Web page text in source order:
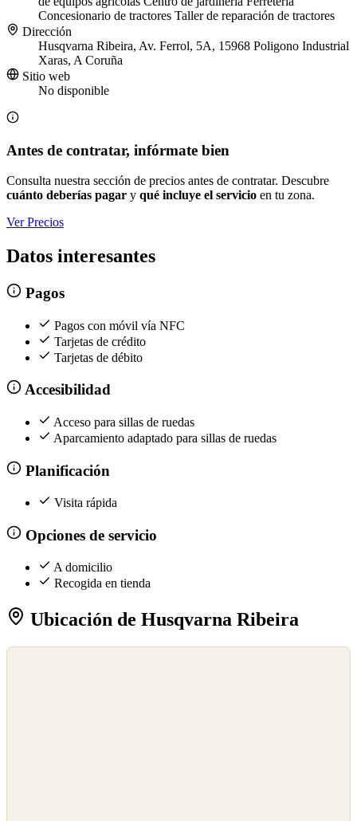
Concesionario de tractores Taller de reparación de tractores
Dirección
Husqvarna Ribeira, Av. Ferrol, 5A, 15968 Poligono Industrial
Xaras, A Coruña
Sitio web
No disponible
Antes de contratar, infórmate bien
Consulta nuestra sección de precios antes de contratar. Descubre
cuánto deberías pagar y qué incluye el servicio en tu zona.
Ver Precios
Datos interesantes
Pagos
Pagos con móvil vía NFC
Tarjetas de crédito
Tarjetas de débito
Accesibilidad
Acceso para sillas de ruedas
Aparcamiento adaptado para sillas de ruedas
Planificación
Visita rápida
Opciones de servicio
A domicilio
Recogida en tienda
Ubicación de Husqvarna Ribeira